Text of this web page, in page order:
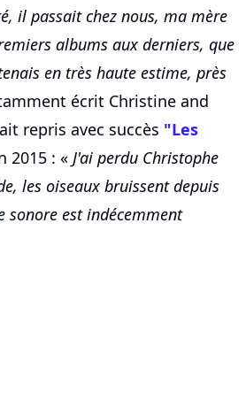
il passait chez nous, ma mère
albums aux derniers, que
en très haute estime, près
écrit Christine and
repris avec succès "Les
2015 : « J'ai perdu Christophe
les oiseaux bruissent depuis
sonore est indécemment